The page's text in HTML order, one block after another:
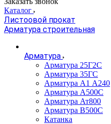
Каталог
Листоовой прокат
Арматура строительная
Арматура
Арматура 25Г2С
Арматура 35ГС
Арматура А1 А240
Арматура А500С
Арматура Ат800
Арматура В500С
Катанка